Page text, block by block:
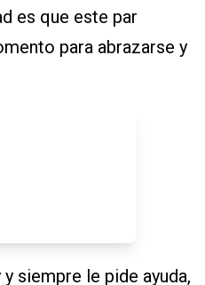
es que este par
para abrazarse y
siempre le pide ayuda,